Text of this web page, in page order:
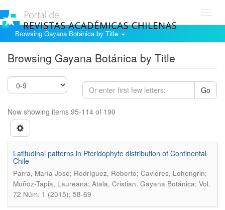
Browsing Gayana Botánica by Title
Browsing Gayana Botánica by Title
Go
Now showing items 95-114 of 190
Latitudinal patterns in Pteridophyte distribution of Continental
Chile
Parra, María José; Rodríguez, Roberto; Cavieres, Lohengrin;
Muñoz-Tapia, Laureana; Atala, Cristian. Gayana Botánica; Vol.
72 Núm. 1 (2015); 58-69